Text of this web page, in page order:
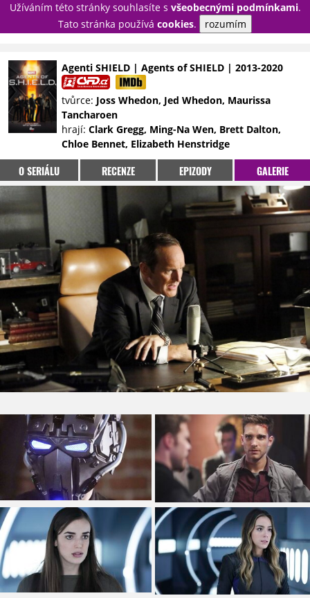
Užíváním této stránky souhlasíte s všeobecnými podmínkami.
Tato stránka používá cookies. rozumím
PŘIHLÁSIT
NOVINKY
TÉMATA
RECENZE
EPIZODY
KULT
TRAILERY
GALERIE
DISKUZE
STATISTIKY
TIRÁŽ
Agenti SHIELD | Agents of SHIELD | 2013-2020
tvůrce: Joss Whedon, Jed Whedon, Maurissa
Tancharoen
hrají: Clark Gregg, Ming-Na Wen, Brett Dalton,
Chloe Bennet, Elizabeth Henstridge
O SERIÁLU RECENZE EPIZODY GALERIE